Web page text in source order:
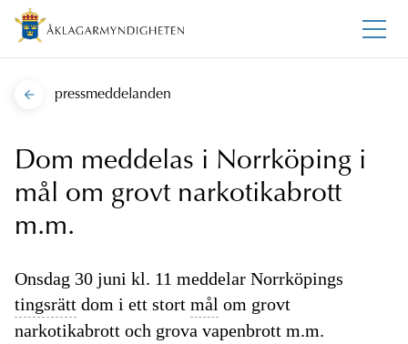
pressmeddelanden
Dom meddelas i Norrköping i
mål om grovt narkotikabrott
m.m.
Onsdag 30 juni kl. 11 meddelar Norrköpings
tingsrätt dom i ett stort mål om grovt
narkotikabrott och grova vapenbrott m.m.